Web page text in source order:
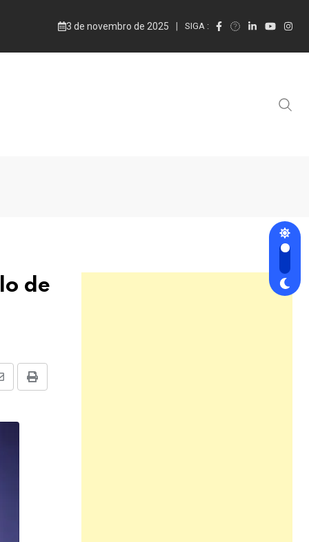
3 de novembro de 2025 SIGA :
de
Print